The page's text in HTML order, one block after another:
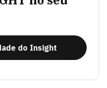
do Insight